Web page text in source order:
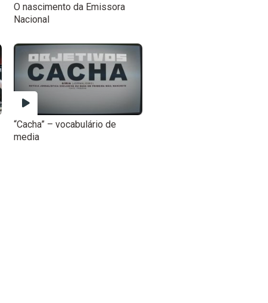
O nascimento da Emissora
Nacional
“Cacha” – vocabulário de
media